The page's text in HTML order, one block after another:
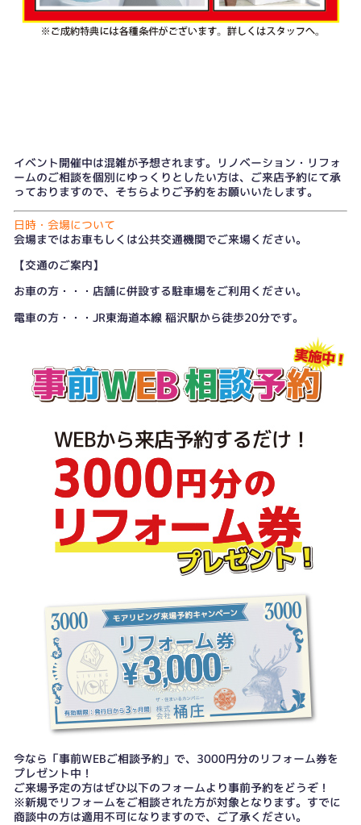
イベント開催中は混雑が予想されます。リノベーション・リフォ
ームのご相談を個別にゆっくりとしたい方は、 ご来店予約にて承
っておりますので、そちらよりご予約をお願いいたします。
日時・会場について
会場まではお車もしくは公共交通機関でご来場ください。
【交通のご案内】
お車の方・・・店舗に併設する駐車場をご利用ください。
電車の方・・・JR東海道本線 稲沢駅から徒歩20分です。
今なら「事前WEBご相談予約」で、3000円分のリフォーム券を
プレゼント中！
ご来場予定の方はぜひ以下のフォームより事前予約をどうぞ！
※新規でリフォームをご相談された方が対象となります。すでに
商談中の方は適用不可になりますので、ご了承ください。